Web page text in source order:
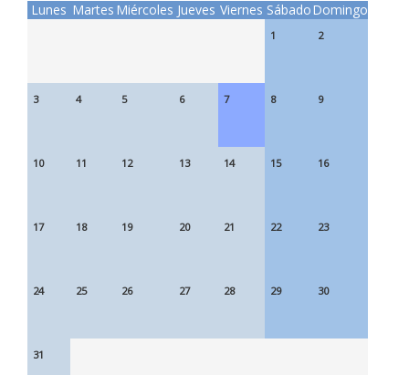
Lunes Martes Miércoles Jueves Viernes SábadoDomingo
1 2
3 4 5 6 7 8 9
10 11 12 13 14 15 16
17 18 19 20 21 22 23
24 25 26 27 28 29 30
31